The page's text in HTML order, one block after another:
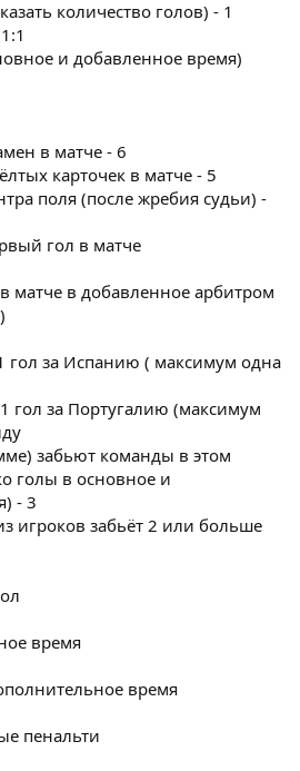
количество голов) - 1
и добавленное время)
в матче - 6
карточек в матче - 5
поля (после жребия судьи) -
гол в матче
матче в добавленное арбитром
гол за Испанию ( максимум одна
гол за Португалию (максимум
забьют команды в этом
голы в основное и
- 3
игроков забьёт 2 или больше
время
время
пенальти